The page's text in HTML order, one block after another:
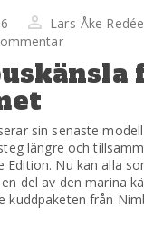
Lars-Åke
sin senaste
längre och
Edition. Nu kan alla
del av den marina
kuddpaketen från